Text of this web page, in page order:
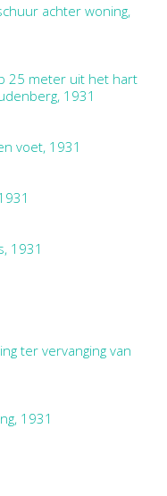
achter woning,
25 meter uit het hart
1931
voet, 1931
1931
ter vervanging van
1931